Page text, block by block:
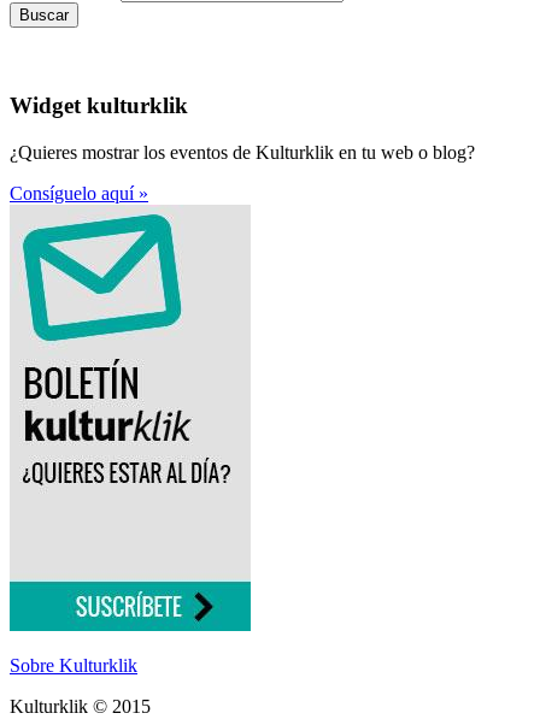
Widget kulturklik
¿Quieres mostrar los eventos de Kulturklik en tu web o blog?
Consíguelo aquí »
Sobre Kulturklik
Kulturklik © 2015